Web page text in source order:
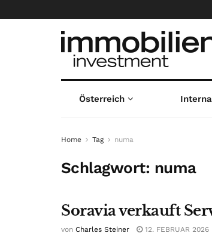
Österreich
Home Tag numa
Schlagwort: numa
Soravia verkauft
von Charles Steiner 12. FEBRUAR 2026